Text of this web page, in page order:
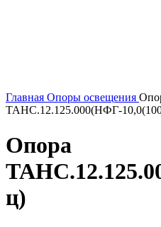
Главная Опоры освещения
ТАНС.12.125.000(НФГ-
Опора
ц)